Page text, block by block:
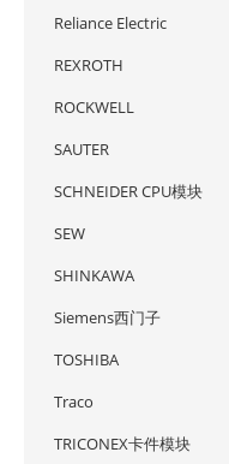
Reliance Electric
REXROTH
ROCKWELL
SAUTER
SCHNEIDER CPU模块
SEW
SHINKAWA
Siemens西门子
TOSHIBA
Traco
TRICONEX卡件模块